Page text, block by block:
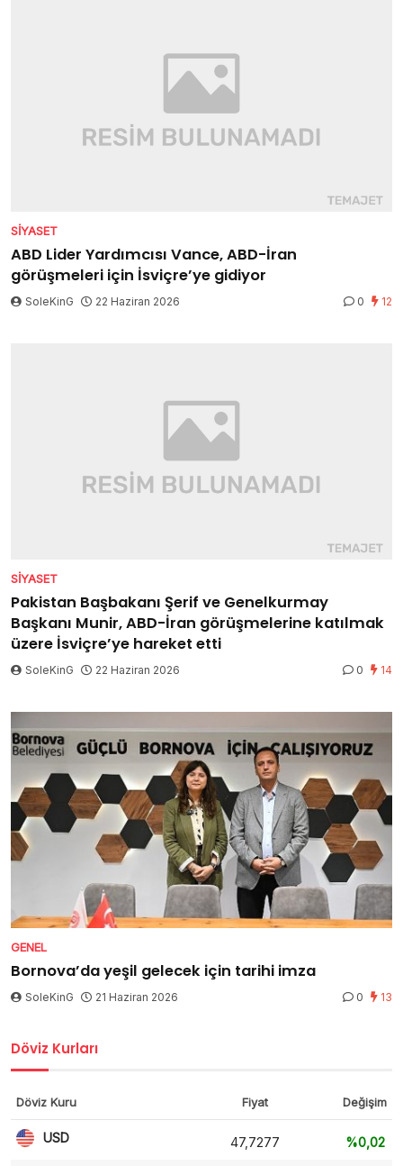
SIYASET
ABD Lider Yardımcısı Vance, ABD-İran
görüşmeleri için İsviçre’ye gidiyor
SoleKinG 22 Haziran 2026 0 12
SIYASET
Pakistan Başbakanı Şerif ve Genelkurmay
Başkanı Munir, ABD-İran görüşmelerine katılmak
üzere İsviçre’ye hareket etti
SoleKinG 22 Haziran 2026 0 14
GENEL
Bornova’da yeşil gelecek için tarihi imza
SoleKinG 21 Haziran 2026 0 13
Döviz Kurları
Döviz Kuru Fiyat Değişim
USD 47,7277 %0,02